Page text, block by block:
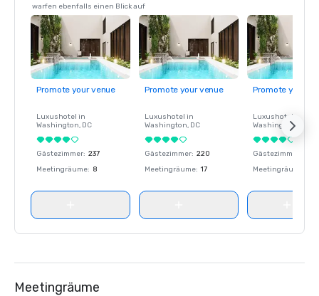
warfen ebenfalls einen Blick auf
Promote your venue
Luxushotel in
Washington, DC
Gästezimmer: 237
Meetingräume: 8
Promote your venue
Luxushotel in
Washington, DC
Gästezimmer: 220
Meetingräume: 17
Promote your
Luxushotel in
Washington
Gästezimmer
Meetingräume
Meetingräume